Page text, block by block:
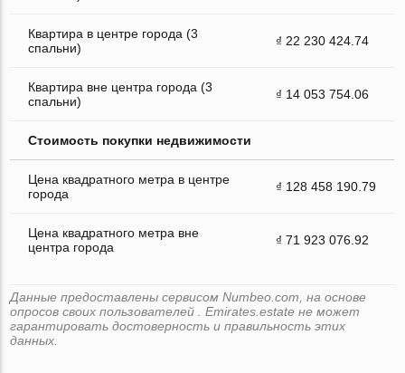
Квартира в центре города (3
спальни)
₫ 22 230 424.74
Квартира вне центра города (3
спальни)
₫ 14 053 754.06
Стоимость покупки недвижимости
Цена квадратного метра в центре
города
₫ 128 458 190.79
Цена квадратного метра вне
центра города
₫ 71 923 076.92
Данные предоставлены сервисом Numbeo.com, на основе
опросов своих пользователей . Emirates.estate не может
гарантировать достоверность и правильность этих
данных.